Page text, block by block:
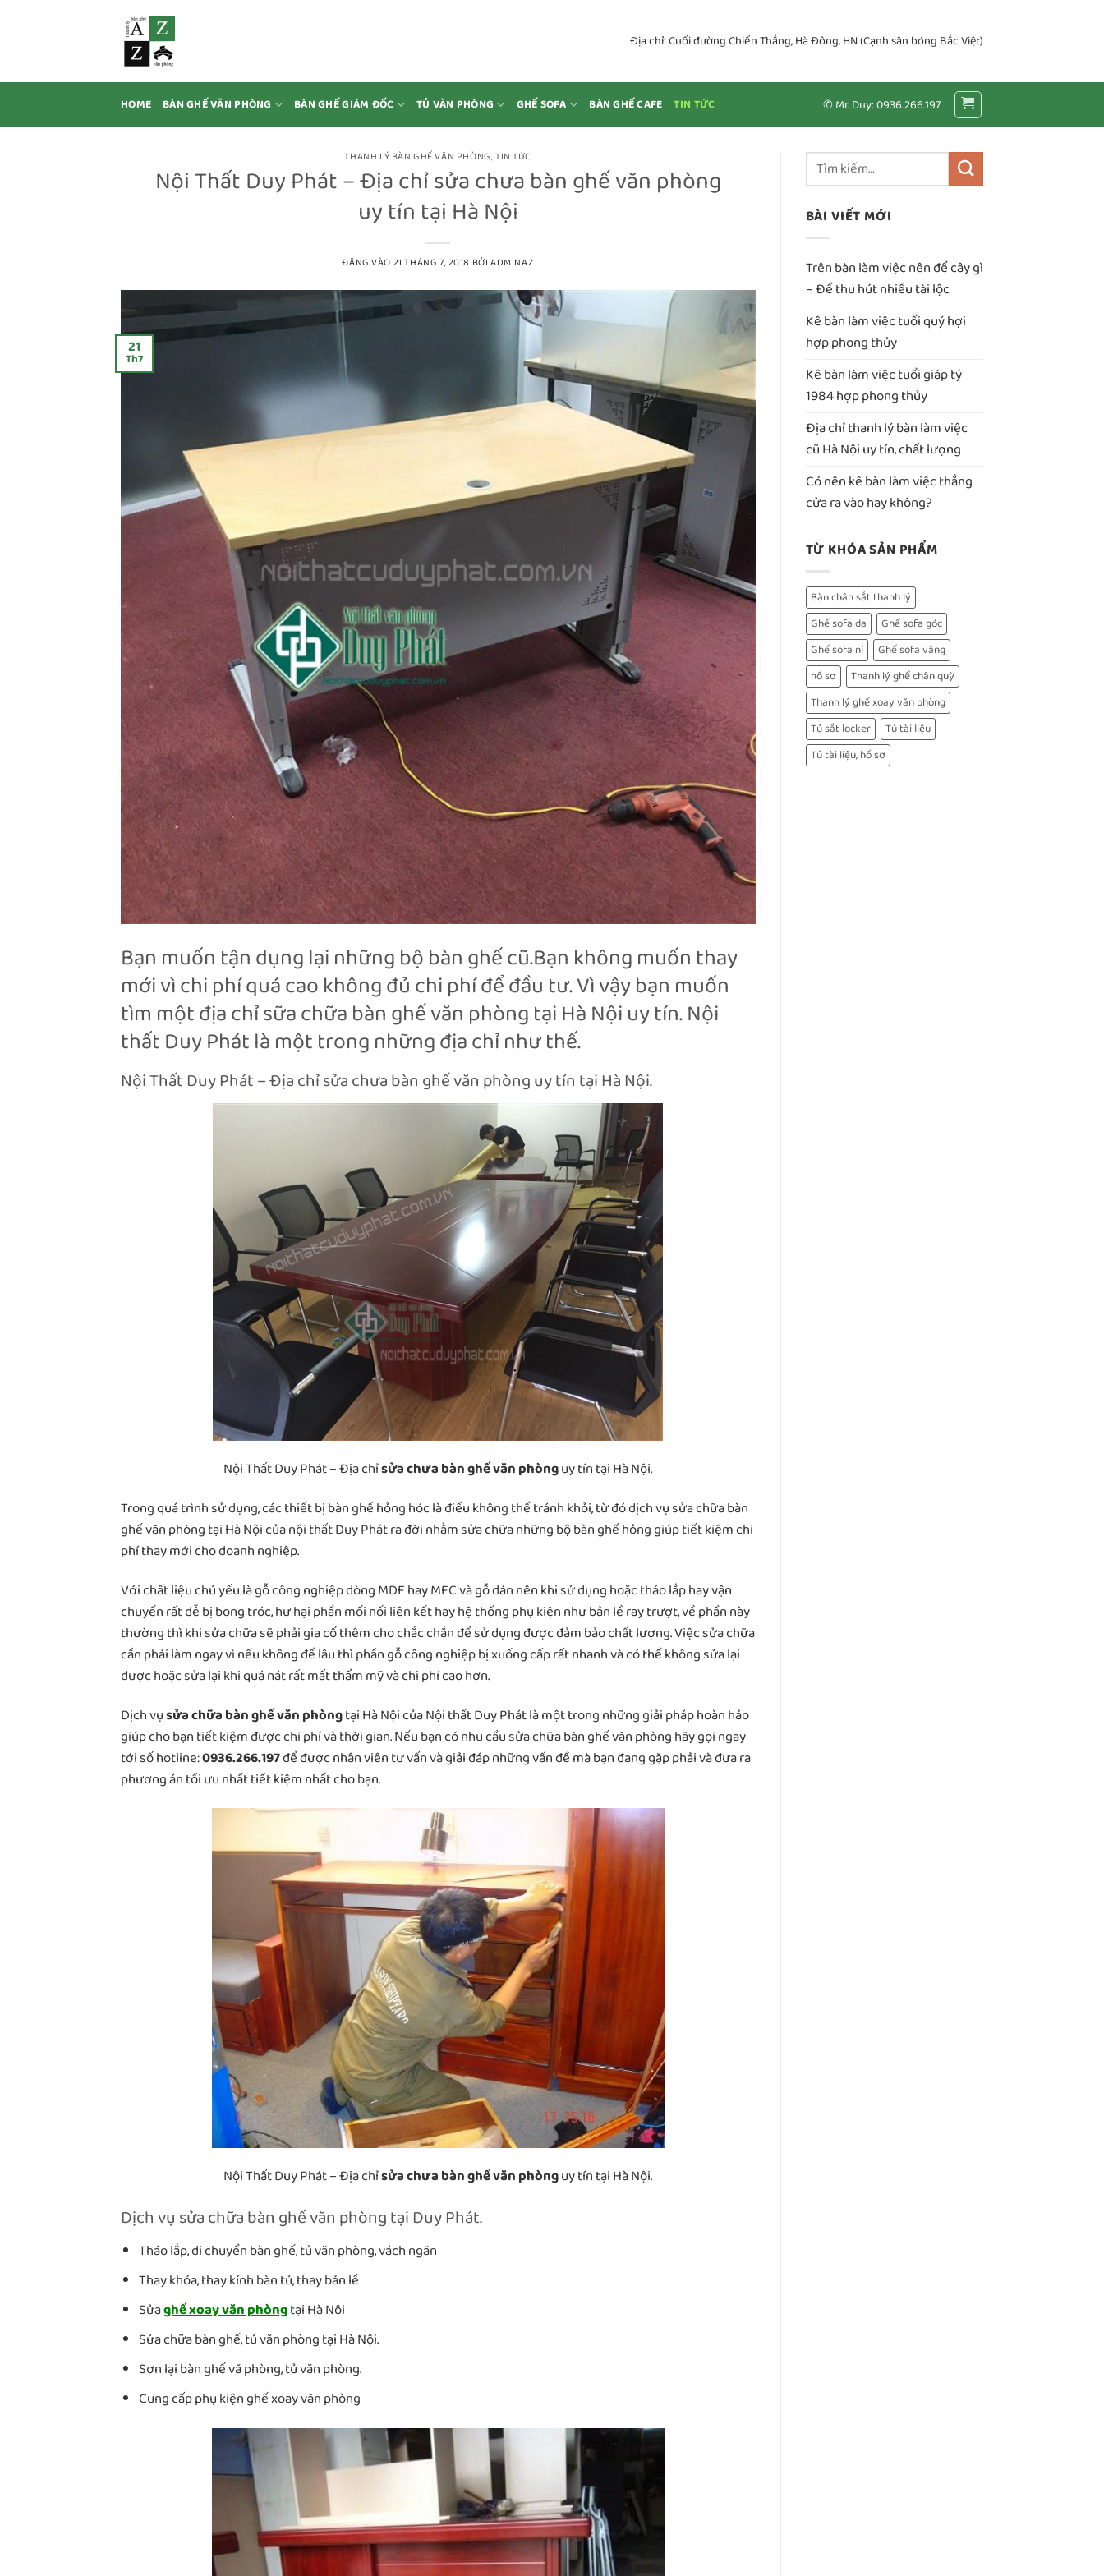
Địa chỉ: Cuối đường Chiến Thắng, Hà Đông, HN (Cạnh sân bóng Bắc Việt)
HOME BÀN GHẾ VĂN PHÒNG BÀN GHẾ GIÁM ĐỐC TỦ VĂN PHÒNG GHẾ SOFA BÀN GHẾ CAFE TIN TỨC ✆ Mr. Duy: 0936.266.197
THANH LÝ BÀN GHẾ VĂN PHÒNG,TIN TỨC
Nội Thất Duy Phát – Địa chỉ sửa chưa bàn ghế văn phòng
uy tín tại Hà Nội
ĐĂNG VÀO 21 THÁNG 7, 2018 BỞIADMINAZ
21
Th7
Bạn muốn tận dụng lại những bộ bàn ghế cũ.Bạn không muốn thay
mới vì chi phí quá cao không đủ chi phí để đầu tư. Vì vậy bạn muốn
tìm một địa chỉ sữa chữa bàn ghế văn phòng tại Hà Nội uy tín. Nội
thất Duy Phát là một trong những địa chỉ như thế.
Nội Thất Duy Phát – Địa chỉ sửa chưa bàn ghế văn phòng uy tín tại Hà Nội.
Nội Thất Duy Phát – Địa chỉsửa chưa bàn ghế văn phònguy tín tại Hà Nội.
Trong quá trình sử dụng, các thiết bị bàn ghế hỏng hóc là điều không thể tránh khỏi, từ đó dịch vụ sửa chữa bàn
ghế văn phòng tại Hà Nội của nội thất Duy Phát ra đời nhằm sửa chữa những bộ bàn ghế hỏng giúp tiết kiệm chi
phí thay mới cho doanh nghiệp.
Với chất liệu chủ yếu là gỗ công nghiệp dòng MDF hay MFC và gỗ dán nên khi sử dụng hoặc tháo lắp hay vận
chuyển rất dễ bị bong tróc, hư hại phần mối nối liên kết hay hệ thống phụ kiện như bản lề ray trượt, về phần này
thường thì khi sửa chữa sẽ phải gia cố thêm cho chắc chắn để sử dụng được đảm bảo chất lượng. Việc sửa chữa
cần phải làm ngay vì nếu không để lâu thì phần gỗ công nghiệp bị xuống cấp rất nhanh và có thể không sửa lại
được hoặc sửa lại khi quá nát rất mất thẩm mỹ và chi phí cao hơn.
Dịch vụsửa chữa bàn ghế văn phòngtại Hà Nội của Nội thất Duy Phát là một trong những giải pháp hoàn hảo
giúp cho bạn tiết kiệm được chi phí và thời gian. Nếu bạn có nhu cầu sửa chữa bàn ghế văn phòng hãy gọi ngay
tới số hotline:0936.266.197để được nhân viên tư vấn và giải đáp những vấn đề mà bạn đang gặp phải và đưa ra
phương án tối ưu nhất tiết kiệm nhất cho bạn.
Nội Thất Duy Phát – Địa chỉsửa chưa bàn ghế văn phònguy tín tại Hà Nội.
Dịch vụ sửa chữa bàn ghế văn phòng tại Duy Phát.
Tháo lắp, di chuyển bàn ghế, tủ văn phòng, vách ngăn
Thay khóa, thay kính bàn tủ, thay bản lề
Sửaghế xoay văn phòngtại Hà Nội
Sửa chữa bàn ghế, tủ văn phòng tại Hà Nội.
Sơn lại bàn ghế vă phòng, tủ văn phòng.
Cung cấp phụ kiện ghế xoay văn phòng
BÀI VIẾT MỚI
Trên bàn làm việc nên để cây gì
– Để thu hút nhiều tài lộc
Kê bàn làm việc tuổi quý hợi
hợp phong thủy
Kê bàn làm việc tuổi giáp tý
1984 hợp phong thủy
Địa chỉ thanh lý bàn làm việc
cũ Hà Nội uy tín, chất lượng
Có nên kê bàn làm việc thẳng
cửa ra vào hay không?
TỪ KHÓA SẢN PHẨM
Bàn chân sắt thanh lý
Ghế sofa da
Ghế sofa góc
Ghế sofa nỉ
Ghế sofa văng
hồ sơ
Thanh lý ghế chân quỳ
Thanh lý ghế xoay văn phòng
Tủ sắt locker
Tủ tài liệu
Tủ tài liệu, hồ sơ